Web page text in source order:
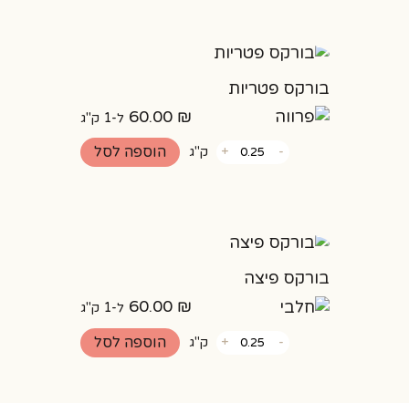
בורקס פטריות
60.00 ₪ ל-1 ק"ג
-כמות
של
+ ק"ג הוספה לסל
בורקס פיצה
60.00 ₪ ל-1 ק"ג
-כמות
של
+ ק"ג הוספה לסל